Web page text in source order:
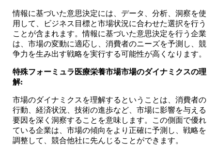
情報に基づいた意思決定には、データ、分析、洞察を使
用して、ビジネス目標と市場状況に合わせた選択を行う
ことが含まれます。情報に基づいた意思決定を行う企業
は、市場の変動に適応し、消費者のニーズを予測し、競
争力を生み出す戦略を実行する可能性が高くなります。
特殊フォーミュラ医療栄養市場市場のダイナミクスの理
解:
市場のダイナミクスを理解するということは、消費者の
行動、経済状況、技術の進歩など、市場に影響を与える
要因を深く洞察することを意味します。この側面で優れ
ている企業は、市場の傾向をより正確に予測し、戦略を
調整して、競合他社に先んじることができます。